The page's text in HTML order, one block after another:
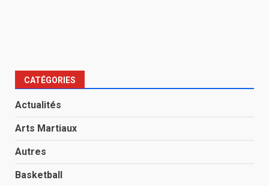
CATÉGORIES
Actualités
Arts Martiaux
Autres
Basketball